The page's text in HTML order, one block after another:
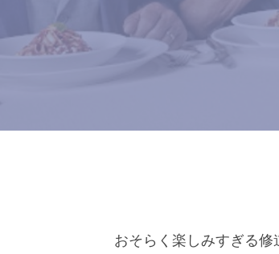
おそらく楽しみすぎる修